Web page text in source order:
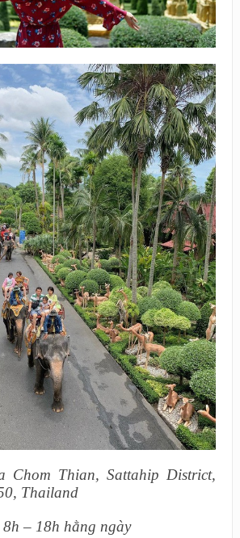
Thian, Sattahip District,
Thailand
– 18h hằng ngày